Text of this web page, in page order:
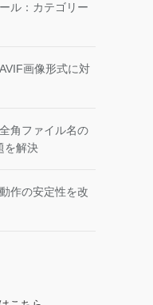
ル：カテゴリー
画像形式に対
角ファイル名の
を解決
作の安定性を改